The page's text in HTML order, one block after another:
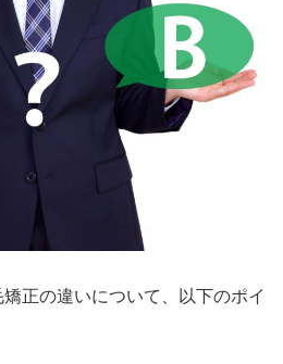
正の違いについて、以下のポイ